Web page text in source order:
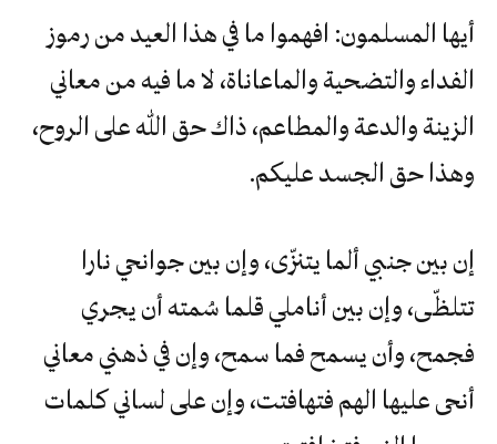
أيها المسلمون: افهموا ما في هذا العيد من رموز
الفداء والتضحية والماعاناة، لا ما فيه من معاني
الزينة والدعة والمطاعم، ذاك حق الله على الروح،
وهذا حق الجسد عليكم.
إن بين جنبي ألما يتنزّى، وإن بين جوانحي نارا
تتلظّى، وإن بين أناملي قلما سُمته أن يجري
فجمح، وأن يسمح فما سمح، وإن في ذهني معاني
أنحى عليها الهم فتهافتت، وإن على لساني كلمات